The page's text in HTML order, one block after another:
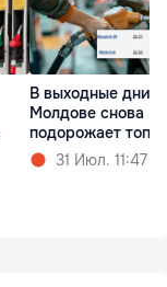
В выходные дни в
Молдове снова
подорожает
31 Июл. 11:47